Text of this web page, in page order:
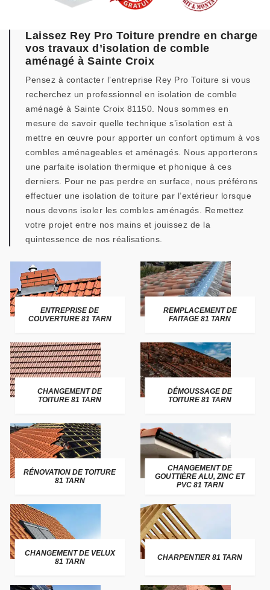
Laissez Rey Pro Toiture prendre en charge
vos travaux d’isolation de comble
aménagé à Sainte Croix
Pensez à contacter l’entreprise Rey Pro Toiture si vous
recherchez un professionnel en isolation de comble
aménagé à Sainte Croix 81150. Nous sommes en
mesure de savoir quelle technique s’isolation est à
mettre en œuvre pour apporter un confort optimum à vos
combles aménageables et aménagés. Nous apporterons
une parfaite isolation thermique et phonique à ces
derniers. Pour ne pas perdre en surface, nous préférons
effectuer une isolation de toiture par l’extérieur lorsque
nous devons isoler les combles aménagés. Remettez
votre projet entre nos mains et jouissez de la
quintessence de nos réalisations.
ENTREPRISE DE
COUVERTURE 81 TARN
REMPLACEMENT DE
FAITAGE 81 TARN
CHANGEMENT DE
TOITURE 81 TARN
DÉMOUSSAGE DE
TOITURE 81 TARN
RÉNOVATION DE TOITURE
81 TARN
CHANGEMENT DE
GOUTTIÈRE ALU, ZINC ET
PVC 81 TARN
CHANGEMENT DE VELUX
81 TARN
CHARPENTIER 81 TARN